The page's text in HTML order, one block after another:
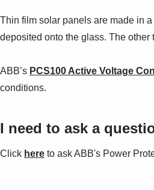
Thin film solar panels are made in
deposited onto the glass. The
ABB’s PCS100 Active Voltage
conditions.
I need to ask a
Click here to ask ABB's Power